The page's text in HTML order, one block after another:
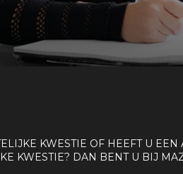
KWESTIE OF HEEFT U EEN
KWESTIE? DAN BENT U BIJ